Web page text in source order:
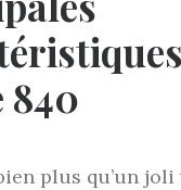
840
plus qu’un joli